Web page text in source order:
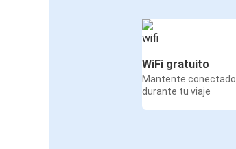
WiFi gratuito
Mantente conectado
durante tu viaje